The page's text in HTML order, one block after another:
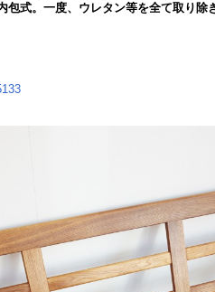
包式。一度、ウレタン等を全て取り